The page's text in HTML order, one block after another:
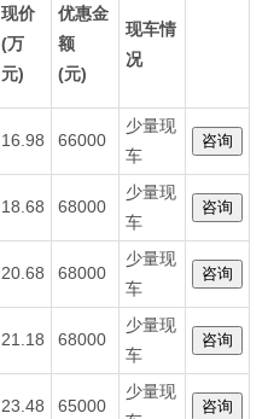
现价
(万
元)
优惠金
额
(元)
现车情
况
16.98 66000
少量现
车
18.68 68000
少量现
车
20.68 68000
少量现
车
21.18 68000
少量现
车
23.48 65000
少量现